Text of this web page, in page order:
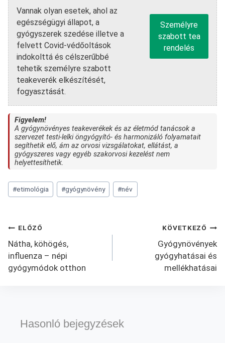
Vannak olyan esetek, ahol az
egészségügyi állapot, a
gyógyszerek szedése illetve a
felvett Covid-védőoltások
indokolttá és célszerűbbé
tehetik személyre szabott
teakeverék elkészítését,
fogyasztását.
Személyre
szabott tea
rendelés
Figyelem!
A gyógynövényes teakeverékek és az életmód tanácsok a
szervezet testi-lelki öngyógyító- és harmonizáló folyamatait
segíthetik elő, ám az orvosi vizsgálatokat, ellátást, a
gyógyszeres vagy egyéb szakorvosi kezelést nem
helyettesíthetik.
Post
Tags:
#etimológia #gyógynövény #név
Bejegyzés
navigáció
ELŐZŐ
Nátha, köhögés,
influenza – népi
gyógymódok otthon
KÖVETKEZŐ
Gyógynövények
gyógyhatásai és
mellékhatásai
Hasonló bejegyzések